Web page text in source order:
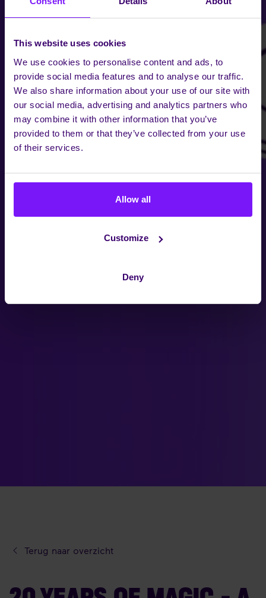
This website uses cookies
We use cookies to personalise content and ads, to
provide social media features and to analyse our traffic.
We also share information about your use of our site with
our social media, advertising and analytics partners who
may combine it with other information that you’ve
provided to them or that they’ve collected from your use
of their services.
Allow all
Customize
Deny
Terug naar overzicht